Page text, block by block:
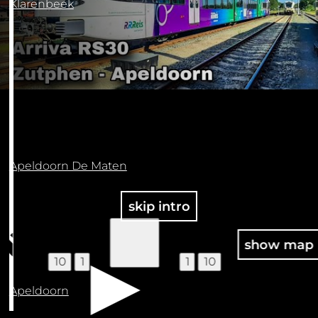
Klarenbeek
Apeldoorn De Maten
Apeldoorn
100
10 1 1 10
show map
skip intro